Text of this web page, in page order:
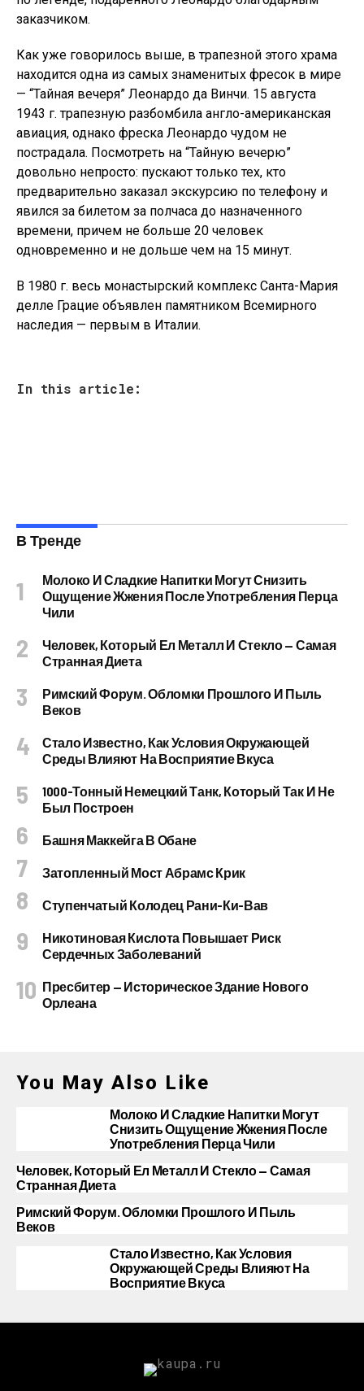
заказчиком.
Как уже говорилось выше, в трапезной этого храма
находится одна из самых знаменитых фресок в мире
— “Тайная вечеря” Леонардо да Винчи. 15 августа
1943 г. трапезную разбомбила англо-американская
авиация, однако фреска Леонардо чудом не
пострадала. Посмотреть на “Тайную вечерю”
довольно непросто: пускают только тех, кто
предварительно заказал экскурсию по телефону и
явился за билетом за полчаса до назначенного
времени, причем не больше 20 человек
одновременно и не дольше чем на 15 минут.
В 1980 г. весь монастырский комплекс Санта-Мария
делле Грацие объявлен памятником Всемирного
наследия — первым в Италии.
In this article:
В Тренде
Молоко И Сладкие Напитки Могут Снизить
Ощущение Жжения После Употребления Перца
Чили
Человек, Который Ел Металл И Стекло — Самая
Странная Диета
Римский Форум. Обломки Прошлого И Пыль
Веков
Стало Известно, Как Условия Окружающей
Среды Влияют На Восприятие Вкуса
1000-Тонный Немецкий Танк, Который Так И Не
Был Построен
Башня Маккейга В Обане
Затопленный Мост Абрамс Крик
Ступенчатый Колодец Рани-Ки-Вав
Никотиновая Кислота Повышает Риск
Сердечных Заболеваний
Пресбитер — Историческое Здание Нового
Орлеана
You May Also Like
Молоко И Сладкие Напитки Могут
Снизить Ощущение Жжения После
Употребления Перца Чили
Человек, Который Ел Металл И Стекло — Самая
Странная Диета
Римский Форум. Обломки Прошлого И Пыль
Веков
Стало Известно, Как Условия
Окружающей Среды Влияют На
Восприятие Вкуса